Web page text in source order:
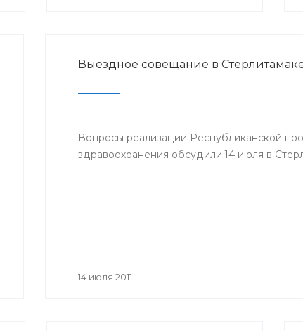
Выездное совещание в
Вопросы реализации Республиканской
здравоохранения обсудили 14 июля в
14 июля 2011